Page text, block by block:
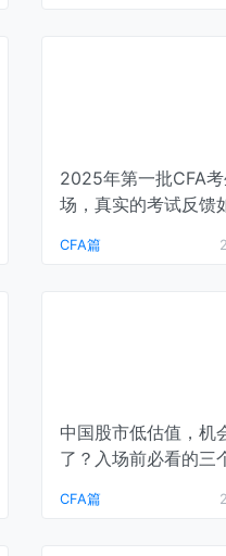
2025年第一批CFA
场，真实的考试反馈
CFA篇
中国股市低估值，机
了？入场前必看的三
CFA篇